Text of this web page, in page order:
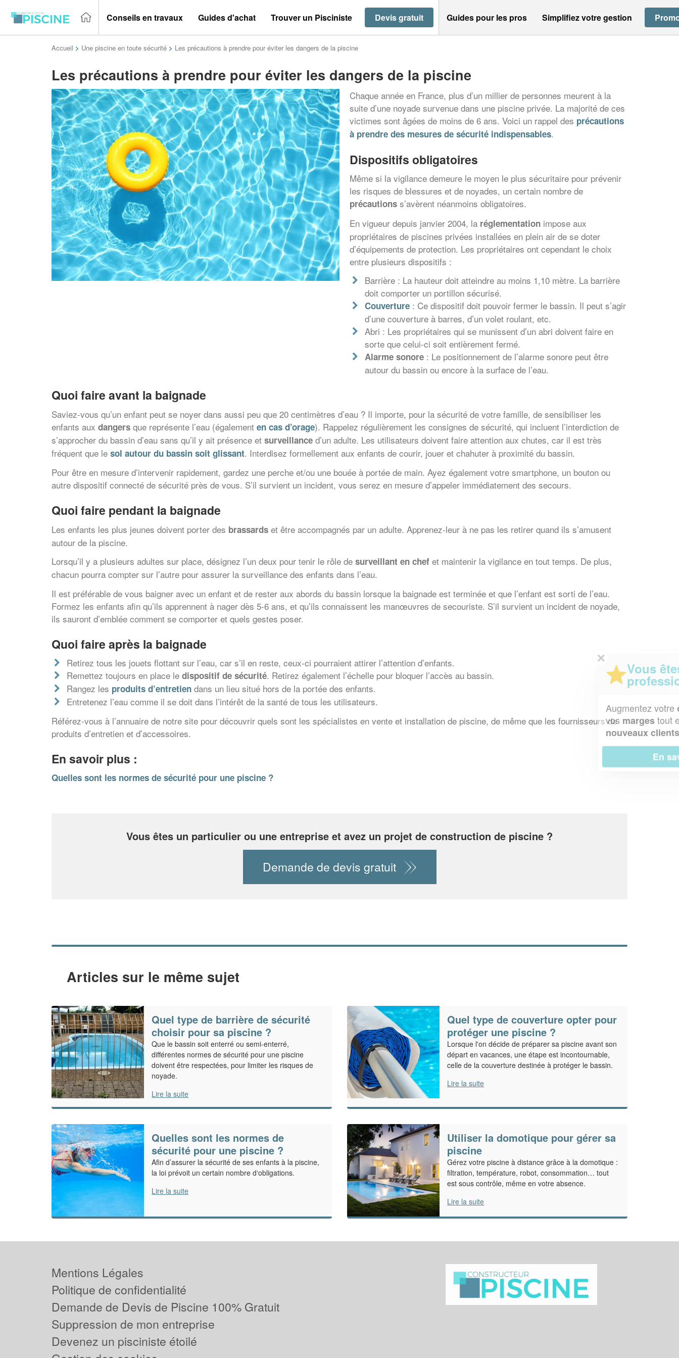
Conseils en travaux Guides d'achat Trouver un Pisciniste Devis gratuit Guides pour les pros Simplifiez votre gestion
Accueil > Une piscine en toute sécurité > Les précautions à prendre pour éviter les dangers de la piscine
Les précautions à prendre pour éviter les dangers de la piscine
Chaque année en France, plus d’un millier de personnes meurent à la
suite d’une noyade survenue dans une piscine privée. La majorité de ces
victimes sont âgées de moins de 6 ans. Voici un rappel des précautions
à prendre des mesures de sécurité indispensables.
Dispositifs obligatoires
Même si la vigilance demeure le moyen le plus sécuritaire pour prévenir
les risques de blessures et de noyades, un certain nombre de
précautions s’avèrent néanmoins obligatoires.
En vigueur depuis janvier 2004, la réglementation impose aux
propriétaires de piscines privées installées en plein air de se doter
d’équipements de protection. Les propriétaires ont cependant le choix
entre plusieurs dispositifs :
Barrière : La hauteur doit atteindre au moins 1,10 mètre. La barrière
doit comporter un portillon sécurisé.
Couverture : Ce dispositif doit pouvoir fermer le bassin. Il peut s’agir
d’une couverture à barres, d’un volet roulant, etc.
Abri : Les propriétaires qui se munissent d’un abri doivent faire en
sorte que celui-ci soit entièrement fermé.
Alarme sonore : Le positionnement de l’alarme sonore peut être
autour du bassin ou encore à la surface de l’eau.
Quoi faire avant la baignade
Saviez-vous qu’un enfant peut se noyer dans aussi peu que 20 centimètres d’eau ? Il importe, pour la sécurité de votre famille, de sensibiliser les
enfants aux dangers que représente l’eau (également en cas d’orage). Rappelez régulièrement les consignes de sécurité, qui incluent l’interdiction de
s’approcher du bassin d’eau sans qu’il y ait présence et surveillance d’un adulte. Les utilisateurs doivent faire attention aux chutes, car il est très
fréquent que le sol autour du bassin soit glissant. Interdisez formellement aux enfants de courir, jouer et chahuter à proximité du bassin.
Pour être en mesure d’intervenir rapidement, gardez une perche et/ou une bouée à portée de main. Ayez également votre smartphone, un bouton ou
autre dispositif connecté de sécurité près de vous. S’il survient un incident, vous serez en mesure d’appeler immédiatement des secours.
Quoi faire pendant la baignade
Les enfants les plus jeunes doivent porter des brassards et être accompagnés par un adulte. Apprenez-leur à ne pas les retirer quand ils s’amusent
autour de la piscine.
Lorsqu’il y a plusieurs adultes sur place, désignez l’un deux pour tenir le rôle de surveillant en chef et maintenir la vigilance en tout temps. De plus,
chacun pourra compter sur l’autre pour assurer la surveillance des enfants dans l’eau.
Il est préférable de vous baigner avec un enfant et de rester aux abords du bassin lorsque la baignade est terminée et que l’enfant est sorti de l’eau.
Formez les enfants afin qu’ils apprennent à nager dès 5-6 ans, et qu’ils connaissent les manœuvres de secouriste. S’il survient un incident de noyade,
ils sauront d’emblée comment se comporter et quels gestes poser.
Quoi faire après la baignade
Retirez tous les jouets flottant sur l’eau, car s’il en reste, ceux-ci pourraient attirer l’attention d’enfants.
Remettez toujours en place le dispositif de sécurité. Retirez également l’échelle pour bloquer l’accès au bassin.
Rangez les produits d’entretien dans un lieu situé hors de la portée des enfants.
Entretenez l’eau comme il se doit dans l’intérêt de la santé de tous les utilisateurs.
Référez-vous à l’annuaire de notre site pour découvrir quels sont les spécialistes en vente et installation de piscine, de même que les fournisseurs de
produits d’entretien et d’accessoires.
En savoir plus :
Quelles sont les normes de sécurité pour une piscine ?
Vous êtes un particulier ou une entreprise et avez un projet de construction de piscine ?
Demande de devis gratuit
Articles sur le même sujet
Quel type de barrière de sécurité
choisir pour sa piscine ?
Que le bassin soit enterré ou semi-enterré,
différentes normes de sécurité pour une piscine
doivent être respectées, pour limiter les risques de
noyade.
Lire la suite
Quel type de couverture opter pour
protéger une piscine ?
Lorsque l'on décide de préparer sa piscine avant son
départ en vacances, une étape est incontournable,
celle de la couverture destinée à protéger le bassin.
Lire la suite
Quelles sont les normes de
sécurité pour une piscine ?
Afin d’assurer la sécurité de ses enfants à la piscine,
la loi prévoit un certain nombre d‘obligations.
Lire la suite
Utiliser la domotique pour gérer sa
piscine
Gérez votre piscine à distance grâce à la domotique :
filtration, température, robot, consommation… tout
est sous contrôle, même en votre absence.
Lire la suite
Vous êtes un
professionnel ?
chiffre d'affaireset
vosmargestout en gagnant de
Mentions Légales
Politique de confidentialité
Demande de Devis de Piscine 100% Gratuit
Suppression de mon entreprise
Devenez un pisciniste étoilé